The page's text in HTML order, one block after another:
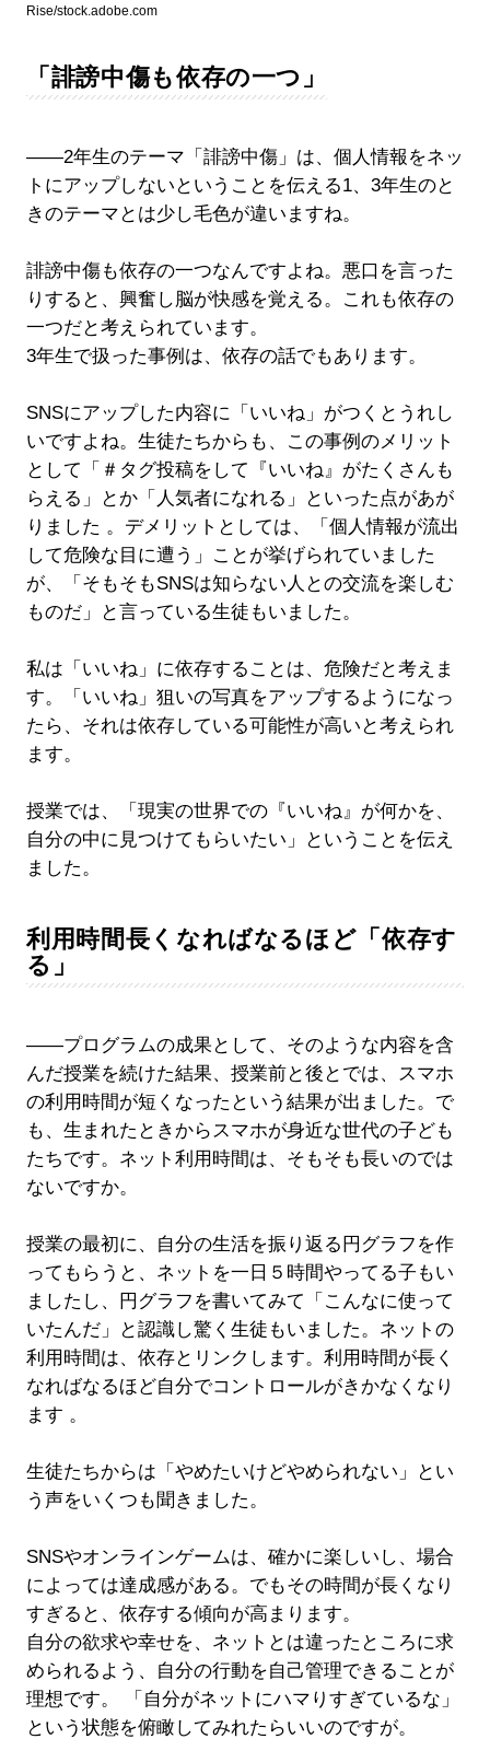
Rise/stock.adobe.com
「誹謗中傷も依存の一つ」
――2年生のテーマ「誹謗中傷」は、個人情報をネッ
トにアップしないということを伝える1、3年生のと
きのテーマとは少し毛色が違いますね。
誹謗中傷も依存の一つなんですよね。悪口を言った
りすると、興奮し脳が快感を覚える。これも依存の
一つだと考えられています。
3年生で扱った事例は、依存の話でもあります。
SNSにアップした内容に「いいね」がつくとうれし
いですよね。生徒たちからも、この事例のメリット
として「＃タグ投稿をして『いいね』がたくさんも
らえる」とか「人気者になれる」といった点があが
りました 。デメリットとしては、「個人情報が流出
して危険な目に遭う」ことが挙げられていました
が、「そもそもSNSは知らない人との交流を楽しむ
ものだ」と言っている生徒もいました。
私は「いいね」に依存することは、危険だと考えま
す。「いいね」狙いの写真をアップするようになっ
たら、それは依存している可能性が高いと考えられ
ます。
授業では、「現実の世界での『いいね』が何かを、
自分の中に見つけてもらいたい」ということを伝え
ました。
利用時間長くなればなるほど「依存す
る」
――プログラムの成果として、そのような内容を含
んだ授業を続けた結果、授業前と後とでは、スマホ
の利用時間が短くなったという結果が出ました。で
も、生まれたときからスマホが身近な世代の子ども
たちです。ネット利用時間は、そもそも長いのでは
ないですか。
授業の最初に、自分の生活を振り返る円グラフを作
ってもらうと、ネットを一日５時間やってる子もい
ましたし、円グラフを書いてみて「こんなに使って
いたんだ」と認識し驚く生徒もいました。ネットの
利用時間は、依存とリンクします。利用時間が長く
なればなるほど自分でコントロールがきかなくなり
ます 。
生徒たちからは「やめたいけどやめられない」とい
う声をいくつも聞きました。
SNSやオンラインゲームは、確かに楽しいし、場合
によっては達成感がある。でもその時間が長くなり
すぎると、依存する傾向が高まります。
自分の欲求や幸せを、ネットとは違ったところに求
められるよう、自分の行動を自己管理できることが
理想です。 「自分がネットにハマりすぎているな」
という状態を俯瞰してみれたらいいのですが。